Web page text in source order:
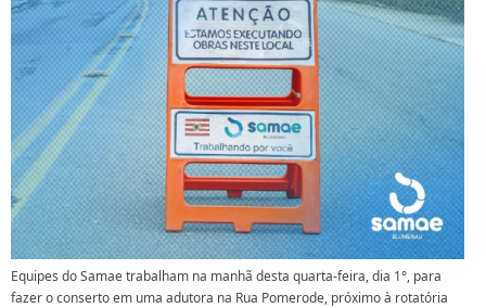
Equipes do Samae trabalham na manhã desta quarta-feira, dia 1°, para
fazer o conserto em uma adutora na Rua Pomerode, próximo à rotatória